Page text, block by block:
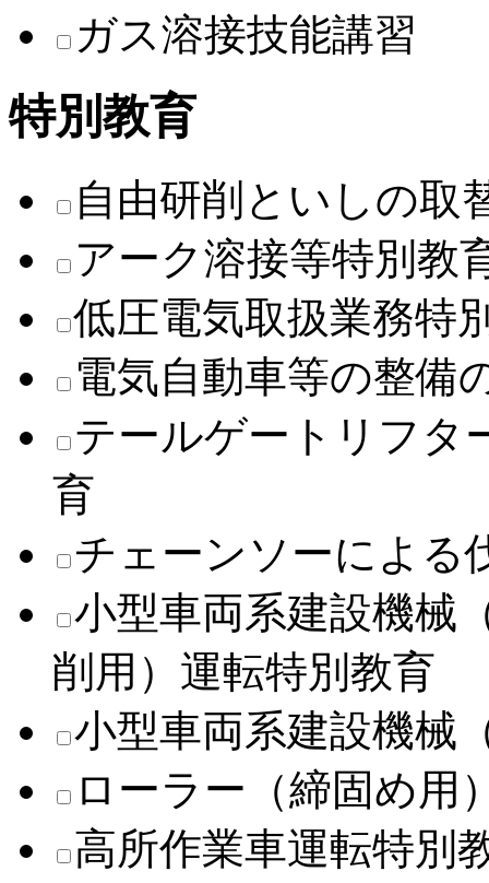
ガス溶接技能講習
特別教育
自由研削といしの取
アーク溶接等特別教
低圧電気取扱業務特
電気自動車等の整備
テールゲートリフタ
育
チェーンソーによる
小型車両系建設機械
削用）運転特別教育
小型車両系建設機械
ローラー（締固め用
高所作業車運転特別